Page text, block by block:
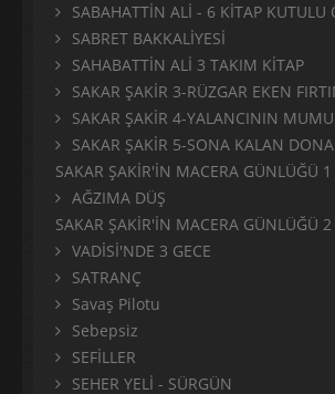
SABAHATTİN ALİ - 6 KİTAP KUTULU
SABRET BAKKALİYESİ
SAHABATTİN ALİ 3 TAKIM KİTAP
SAKAR ŞAKİR 3-RÜZGAR EKEN
SAKAR ŞAKİR 4-YALANCININ
SAKAR ŞAKİR 5-SONA KALAN
SAKAR ŞAKİR'İN MACERA GÜNLÜĞÜ
AĞZIMA DÜŞ
SAKAR ŞAKİR'İN MACERA GÜNLÜĞÜ 2
VADİSİ'NDE 3 GECE
SATRANÇ
Savaş Pilotu
Sebepsiz
SEFİLLER
SEHER YELİ - SÜRGÜN